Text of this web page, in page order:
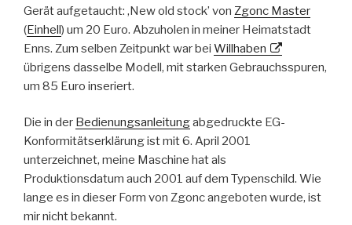
Gerät aufgetaucht: ‚New old stock’ von Zgonc Master
(Einhell) um 20 Euro. Abzuholen in meiner Heimatstadt
Enns. Zum selben Zeitpunkt war bei Willhaben
übrigens dasselbe Modell, mit starken Gebrauchsspuren,
um 85 Euro inseriert.
Die in der Bedienungsanleitungabgedruckte EG-
Konformitätserklärung ist mit 6. April 2001
unterzeichnet, meine Maschine hat als
Produktionsdatum auch 2001 auf dem Typenschild. Wie
lange es in dieser Form von Zgonc angeboten wurde, ist
mir nicht bekannt.